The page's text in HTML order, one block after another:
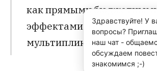
как прямыми
эффектами, так и
мультипликативными”.
Здравствуйте! У
вопросы?
наш чат -
обсуждаем
знакомимся ;-)